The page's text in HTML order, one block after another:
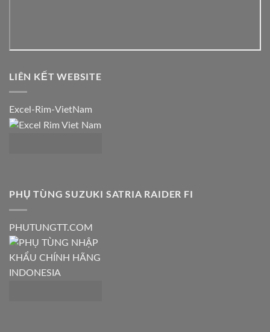
LIÊN KẾT WEBSITE
Excel-Rim-VietNam
PHỤ TÙNG SUZUKI SATRIA RAIDER FI
PHUTUNGTT.COM